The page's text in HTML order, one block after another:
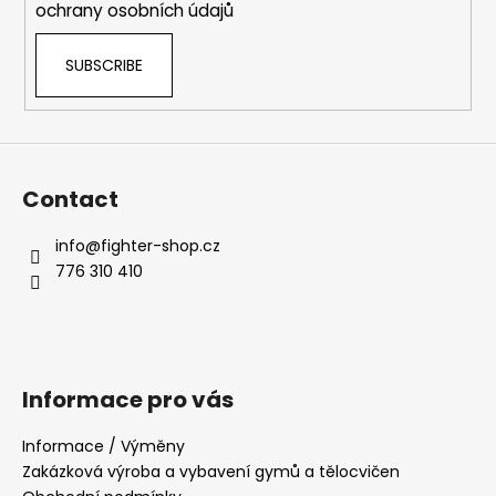
ochrany osobních údajů
SUBSCRIBE
Contact
info@fighter-shop.cz
776 310 410
Informace pro vás
Informace / Výměny
Zakázková výroba a vybavení gymů a tělocvičen